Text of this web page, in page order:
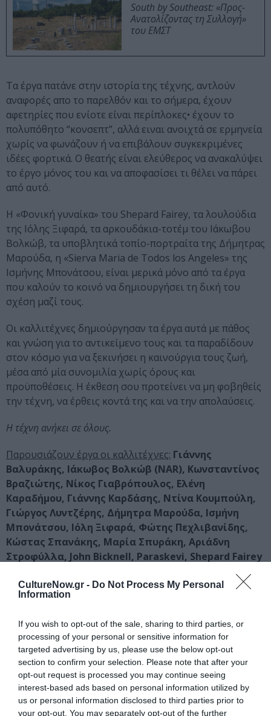
CultureNow.gr - Do Not Process My Personal
Information
If you wish to opt-out of the sale, sharing to third parties, or
processing of your personal or sensitive information for
targeted advertising by us, please use the below opt-out
section to confirm your selection. Please note that after your
opt-out request is processed you may continue seeing
interest-based ads based on personal information utilized by
us or personal information disclosed to third parties prior to
your opt-out. You may separately opt-out of the further
South by Southeast: «Προς-
Ανατολίζοντας τη Συλλογή»
του ΕΜΣΤ
Τα έργα πατάνε στην ιστορία της τέχνης, αντλούν
αναφορές απο το παρελθόν και το σήμερα, έχουν
αφετηρίες που ενίοτε είναι περίπλοκες• έχουν το
πολυπόθητο “κονσεπτ”, αλλά ειναι ανοιχτά σε ερμηνεία
χωρίς να φωνάζουν ή να επιβάλουν συγκεκριμένες
ιδέες φορτικά. Ο θεατής είναι ελεύθερος να ανακαλύψει
το έργο μόνος του και να αποφασίσει τι θέλει να πάρει
από αυτό.
Η «Φονική γυναίκα» του Shepard Fairey, τα λουλούδια
της Ιόλης Ξιφαρά, τα αρκουδάκια-τοτέμ του Ιάκωβου
Βολκώβ, τα υποβλητικά τοπίο-πορτραίτα της Δήμητρας
Μαρούδα, η «Sierva Maria de Todos los Angeles» της
Ισμήνης Μπονάτσου, είναι μερικά μόνο από τα έργα
που καλούν το κοινό να δημιουργήσει τη δική του
σχέση μαζί τους.
Οι καλλιτέχνες δημιούργησαν τα έργα αυτά με πάθος
και γνώση για το αντικείμενο τους και τα παραδίδουν
στον κόσμο για να ξεκινήσει η καινούργια τους ζωή,
μέσα από μία συνομιλία χωρίς όρους και
προϋποθέσεις. Η έκθεση σου προτείνει να μη φοβηθείς
την τέχνη, να έρθεις κοντά της και να την απολαύσεις.
Η τέχνη ανήκει σε όλους.
Παρουσιάζουν έργα οι καλλιτέχνες: Γιάννης
Βαλυράκης, Ιάκωβος Βολκώβ (ΝΑR), Κωνσταντίνος
Βραζιώτης, Νίκος Γιαβρόπουλος, Ελένη
Καραδήμου, Γιάννης Καρδάσης, Ντίνα Κουμπούλη,
Γιώργος Λυντζέρης, Δήμητρα Μαρούδα, Ισμήνη
Μπονάτσου, Ιόλη Ξιφαρά, Φώτης Πεχλιβανίδης,
Κώστας Σπανάκης, Μαρία Σπυράκη, Αριάδνη
Στροφύλλα, John Bicknell, Paraskevi, Shepard Fairey
ΔΕΣ 5 ΦΩΤΟΓΡΑΦΙΕΣ
Κεντρική φωτογραφία θέματος: Κώστας Σπανάκης, Hippie
Van, Oil on canvas, 50×70 cm
Ταυτότητα Εκδήλωσης
Ημερομηνία: